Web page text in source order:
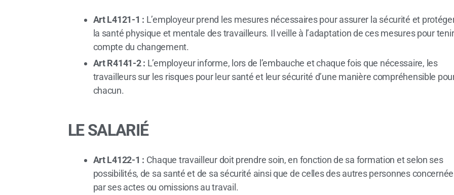
Art L4121-1 : L’employeur prend les mesures nécessaires pour assurer la sécurité et
la santé physique et mentale des travailleurs. Il veille à l’adaptation de ces mesures pour tenir
compte du changement.
Art R4141-2 : L’employeur informe, lors de l’embauche et chaque fois que nécessaire, les
travailleurs sur les risques pour leur santé et leur sécurité d’une manière compréhensible
chacun.
LE SALARIÉ
Art L4122-1 : Chaque travailleur doit prendre soin, en fonction de sa formation et selon ses
possibilités, de sa santé et de sa sécurité ainsi que de celles des autres personnes
par ses actes ou omissions au travail.